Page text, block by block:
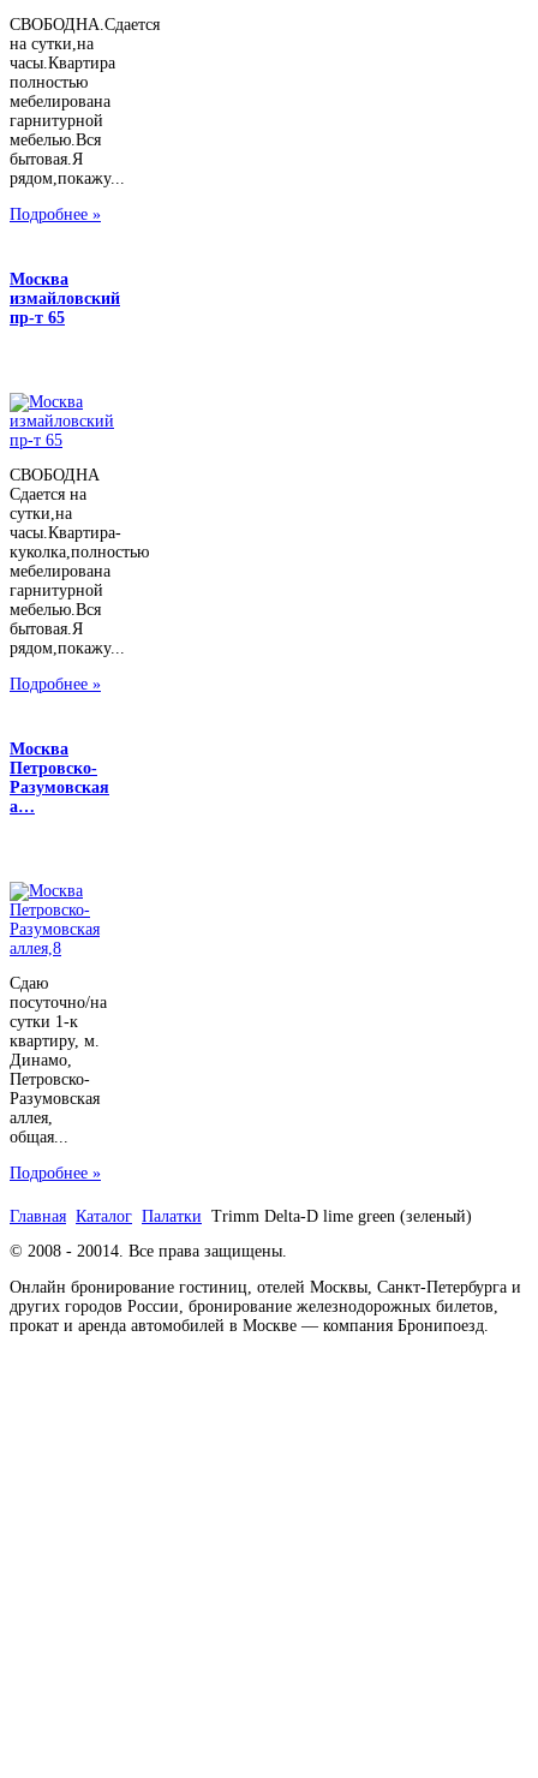
СВОБОДНА.Сдается
на сутки,на
часы.Квартира
полностью
мебелирована
гарнитурной
мебелью.Вся
бытовая.Я
рядом,покажу...
Подробнее »
Москва
измайловский
пр-т 65
СВОБОДНА
Сдается на
сутки,на
часы.Квартира-
куколка,полностью
мебелирована
гарнитурной
мебелью.Вся
бытовая.Я
рядом,покажу...
Подробнее »
Москва
Петровско-
Разумовская
а…
Сдаю
посуточно/на
сутки 1-к
квартиру, м.
Динамо,
Петровско-
Разумовская
аллея,
общая...
Подробнее »
Главная Каталог Палатки Trimm Delta-D lime green (зеленый)
© 2008 - 20014. Все права защищены.
Онлайн бронирование гостиниц, отелей Москвы, Санкт-Петербурга и
других городов России, бронирование железнодорожных билетов,
прокат и аренда автомобилей в Москве — компания Бронипоезд.